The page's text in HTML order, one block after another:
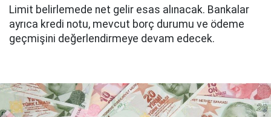
Limit belirlemede net gelir esas alınacak. Bankalar
ayrıca kredi notu, mevcut borç durumu ve ödeme
geçmişini değerlendirmeye devam edecek.